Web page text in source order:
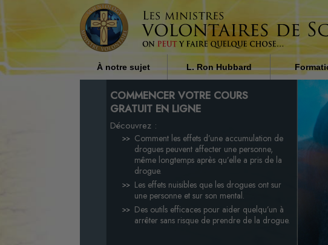
À notre sujet
Qui sont les ministres
volontaires ?
Pourquoi apportons-nous notre
L. Ron Hubbard
L’influence de la religion dans
la société par L. Ron Hubbard
COMMENCER VOTRE COURS
GRATUIT EN LIGNE
Découvrez :
Comment les effets d’une accumulation de
drogues peuvent affecter une personne,
même longtemps après qu’elle a pris de la
drogue.
Les effets nuisibles que les drogues ont sur
une personne et sur son mental.
Des outils efficaces pour aider quelqu’un à
arrêter sans risque de prendre de la drogue.